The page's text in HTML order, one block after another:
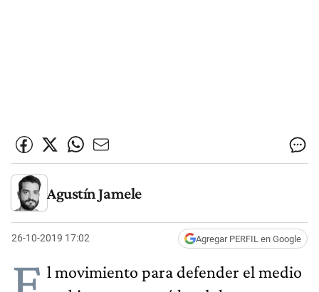
Agustín Jamele
26-10-2019 17:02 Agregar PERFIL en Google
l movimiento para defender el medio